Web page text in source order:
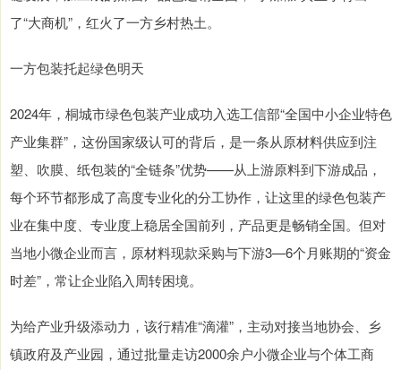
了“大商机”，红火了一方乡村热土。
一方包装托起绿色明天
2024年，桐城市绿色包装产业成功入选工信部“全国中小企业特色
产业集群”，这份国家级认可的背后，是一条从原材料供应到注
塑、吹膜、纸包装的“全链条”优势——从上游原料到下游成品，
每个环节都形成了高度专业化的分工协作，让这里的绿色包装产
业在集中度、专业度上稳居全国前列，产品更是畅销全国。但对
当地小微企业而言，原材料现款采购与下游3—6个月账期的“资金
时差”，常让企业陷入周转困境。
为给产业升级添动力，该行精准“滴灌”，主动对接当地协会、乡
镇政府及产业园，通过批量走访2000余户小微企业与个体工商